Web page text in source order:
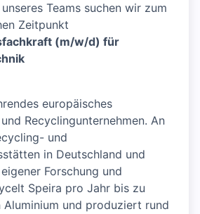
Teams suchen wir zum
Zeitpunkt
(m/w/d) für
europäisches
Recyclingunternehmen. An
und
in Deutschland und
Forschung und
Speira pro Jahr bis zu
Aluminium und produziert rund